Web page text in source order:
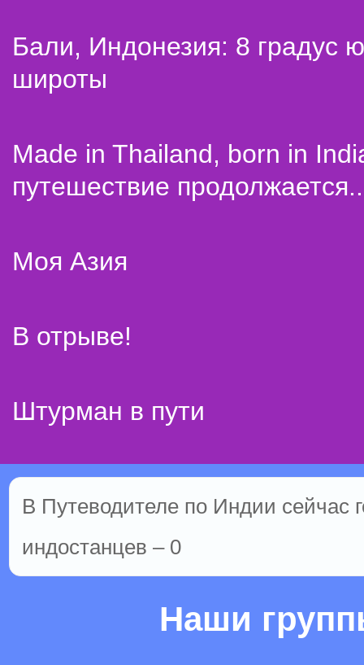
Бали, Индонезия: 8 градус
широты
Made in Thailand, born in
путешествие
Моя Азия
В отрыве!
Штурман в пути
В Путеводителе по Индии сейчас
индостанцев – 0
Наши